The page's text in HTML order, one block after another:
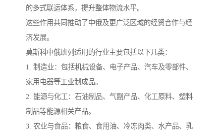
的多式联运体系，提升整体物流水平。
这些作用共同推动了中俄及更广泛区域的经贸合作与经
济发展。
莫斯科中俄班列适用的行业主要包括以下几类：
1. 制造业：包括机械设备、电子产品、汽车及零部件、
家用电器等工业制成品。
2. 能源与化工：石油制品、气副产品、化工原料、塑料
制品等能源相关产品。
3. 农业与食品：粮食、食用油、冷冻肉类、水产品、乳